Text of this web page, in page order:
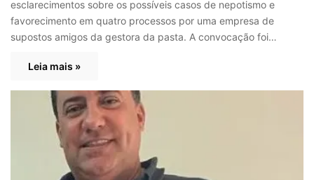
esclarecimentos sobre os possíveis casos de nepotismo e
favorecimento em quatro processos por uma empresa de
supostos amigos da gestora da pasta. A convocação foi…
Leia mais »